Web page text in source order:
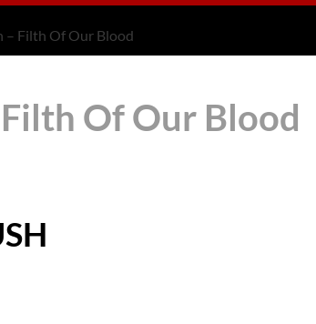
– Filth Of Our Blood
Filth Of Our Blood